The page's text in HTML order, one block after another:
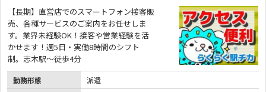
【長期】直営店でのスマートフォン接客販
売、各種サービスのご案内をお任せしま
す。業界未経験OK！接客や営業経験を活
かせます！週5日・実働8時間のシフト
制。志木駅～徒歩4分
勤務形態
派遣